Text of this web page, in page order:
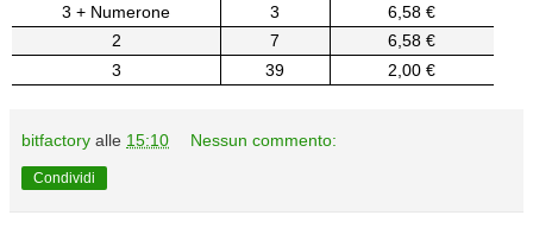
3 + Numerone
3
6,58 €
2
7
6,58 €
3
39 2,00 €
bitfactory alle 15:10 Nessun commento:
Condividi